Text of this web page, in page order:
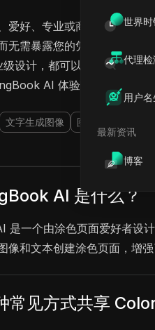
世界时
代理检
用户
最新资讯
博客
爱好、专业或商业计划，释
无需暴露您的凭据或密码。
设计，都可以享受协作的灵
AI 体验吧！
文字生成图像 图生图
AI 是什么？
一个由涂色页面爱好者设
像和文本创建涂色页面，增
常见方式共享